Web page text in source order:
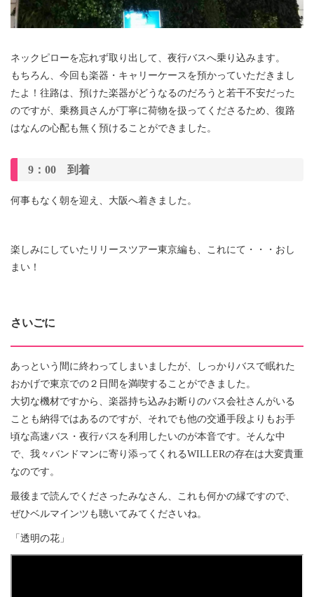
ネックピローを忘れず取り出して、夜行バスへ乗り込みます。
もちろん、今回も楽器・キャリーケースを預かっていただきまし
たよ！往路は、預けた楽器がどうなるのだろうと若干不安だった
のですが、乗務員さんが丁寧に荷物を扱ってくださるため、復路
はなんの心配も無く預けることができました。
9：00 到着
何事もなく朝を迎え、大阪へ着きました。
楽しみにしていたリリースツアー東京編も、これにて・・・おし
まい！
さいごに
あっという間に終わってしまいましたが、しっかりバスで眠れた
おかげで東京での２日間を満喫することができました。
大切な機材ですから、楽器持ち込みお断りのバス会社さんがいる
ことも納得ではあるのですが、それでも他の交通手段よりもお手
頃な高速バス・夜行バスを利用したいのが本音です。そんな中
で、我々バンドマンに寄り添ってくれるWILLERの存在は大変貴重
なのです。
最後まで読んでくださったみなさん、これも何かの縁ですので、
ぜひベルマインツも聴いてみてくださいね。
「透明の花」